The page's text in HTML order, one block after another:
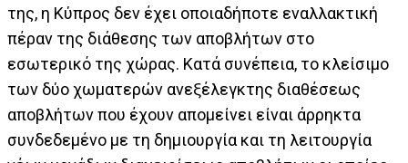
της, η Κύπρος δεν έχει οποιαδήποτε εναλλακτική
πέραν της διάθεσης των αποβλήτων στο
εσωτερικό της χώρας. Κατά συνέπεια, το κλείσιμο
των δύο χωματερών ανεξέλεγκτης διαθέσεως
αποβλήτων που έχουν απομείνει είναι άρρηκτα
συνδεδεμένο με τη δημιουργία και τη λειτουργία